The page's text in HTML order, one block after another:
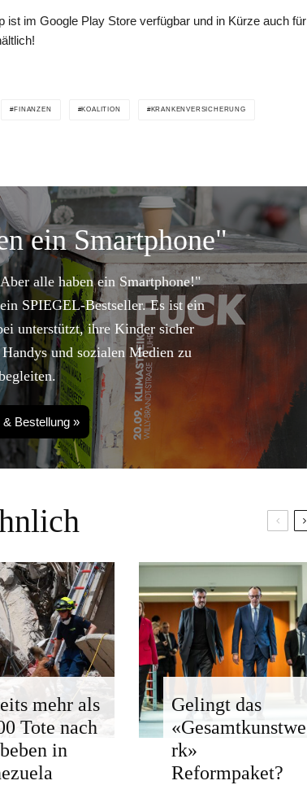
ist im Google Play Store verfügbar und in Kürze auch für
FINANZEN KOALITION KRANKENVERSICHERUNG
ein Smartphone"
alle haben ein Smartphone!"
SPIEGEL-Bestseller. Es ist ein
unterstützt, ihre Kinder sicher
und sozialen Medien zu
& Bestellung »
mehr als
Tote nach
in
Gelingt das
«Gesamtkunstwe
rk»
Reformpaket?